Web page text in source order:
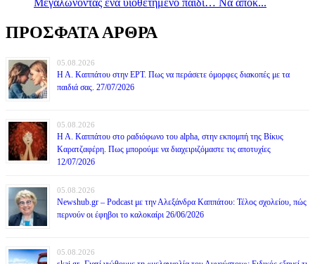
ΠΡΟΣΦΑΤΑ ΑΡΘΡΑ
05.08.2026
Η Α. Καππάτου στην ΕΡΤ. Πως να περάσετε όμορφες διακοπές με τα
παιδιά σας. 27/07/2026
05.08.2026
Η Α. Καππάτου στο ραδιόφωνο του alpha, στην εκπομπή της Βίκυς
Καρατζαφέρη. Πως μπορούμε να διαχειριζόμαστε τις αποτυχίες
12/07/2026
05.08.2026
Newshub.gr – Podcast με την Αλεξάνδρα Καππάτου: Τέλος σχολείου, πώς
περνούν οι έφηβοι το καλοκαίρι 26/06/2026
05.08.2026